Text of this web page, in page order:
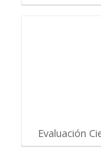
Evaluación